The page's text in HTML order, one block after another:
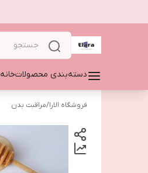
دسته‌بندی محصولاتخانه
فروشگاه الارا/مراقبت بدن